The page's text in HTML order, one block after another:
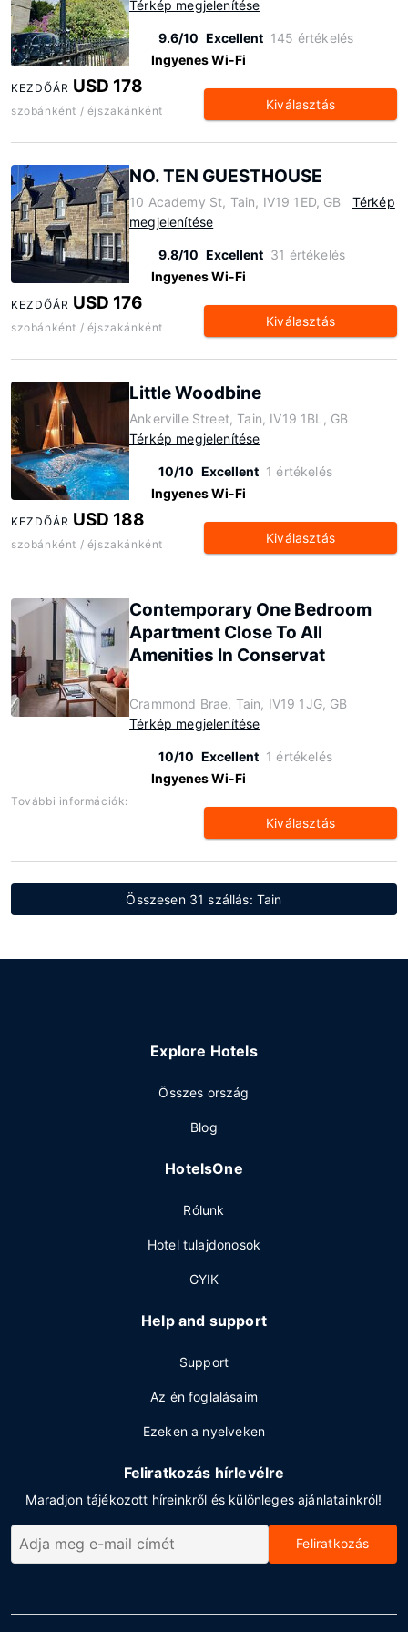
Térkép megjelenítése
9.6/10 Excellent 145 értékelés
Ingyenes Wi-Fi
KEZDŐÁR USD 178
szobánként / éjszakánként Kiválasztás
NO. TEN GUESTHOUSE
10 Academy St, Tain, IV19 1ED, GB
Térkép
megjelenítése
9.8/10 Excellent 31 értékelés
Ingyenes Wi-Fi
KEZDŐÁR USD 176
szobánként / éjszakánként Kiválasztás
Little Woodbine
Ankerville Street, Tain, IV19 1BL, GB
Térkép megjelenítése
10/10 Excellent 1 értékelés
Ingyenes Wi-Fi
KEZDŐÁR USD 188
szobánként / éjszakánként Kiválasztás
Contemporary One Bedroom
Apartment Close To All
Amenities In Conservat
Crammond Brae, Tain, IV19 1JG, GB
Térkép megjelenítése
10/10 Excellent 1 értékelés
Ingyenes Wi-Fi
További információk:
Kiválasztás
Összesen 31 szállás: Tain
Explore Hotels
Összes ország
Blog
HotelsOne
Rólunk
Hotel tulajdonosok
GYIK
Help and support
Support
Az én foglalásaim
Ezeken a nyelveken
Feliratkozás hírlevélre
Maradjon tájékozott híreinkről és különleges ajánlatainkról!
Feliratkozás